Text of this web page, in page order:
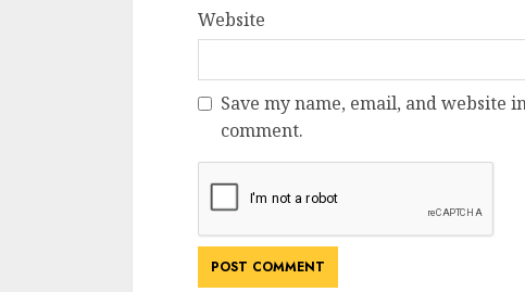
Website
Save my name, email, and website
comment.